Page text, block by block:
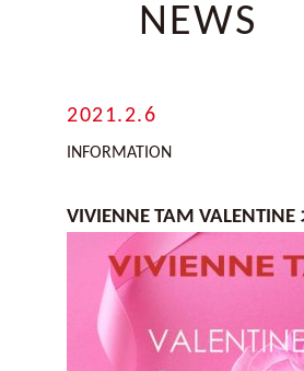
NEWS
2021.2.6
INFORMATION
VIVIENNE TAM